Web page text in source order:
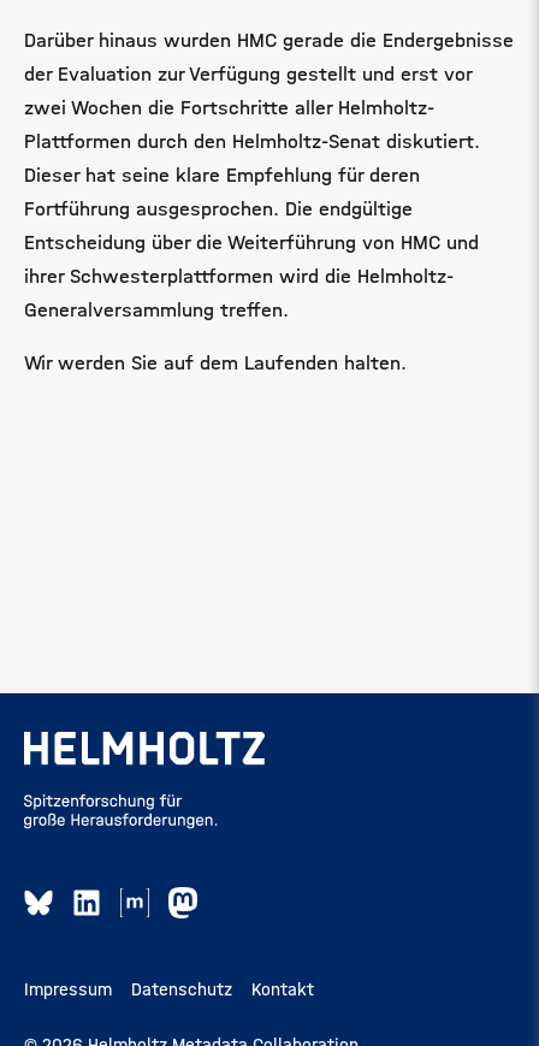
Darüber hinaus wurden HMC gerade die Endergebnisse
der Evaluation zur Verfügung gestellt und erst vor
zwei Wochen die Fortschritte aller Helmholtz-
Plattformen durch den Helmholtz-Senat diskutiert.
Dieser hat seine klare Empfehlung für deren
Fortführung ausgesprochen. Die endgültige
Entscheidung über die Weiterführung von HMC und
ihrer Schwesterplattformen wird die Helmholtz-
Generalversammlung treffen.
Wir werden Sie auf dem Laufenden halten.
Impressum Datenschutz Kontakt